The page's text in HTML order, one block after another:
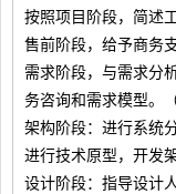
按照项目阶段，简述
售前阶段，给予商务
需求阶段，与需求分
务咨询和需求模型。
架构阶段：进行系统
进行技术原型，开发
设计阶段：指导设计